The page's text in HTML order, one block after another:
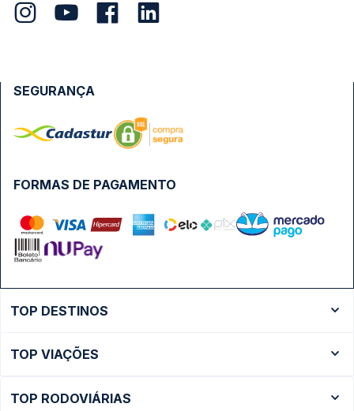
FORMAS DE PAGAMENTO
SEGURANÇA
TOP DESTINOS
Ônibus São Paulo
TOP VIAÇÕES
TOP RODOVIÁRIAS